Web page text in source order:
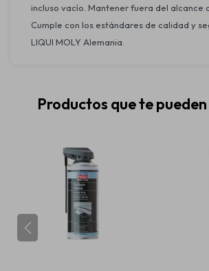
incluso vacío. Mantener fuera del alcance
Cumple con los estándares de calidad y
LIQUI MOLY Alemania.
Productos que te